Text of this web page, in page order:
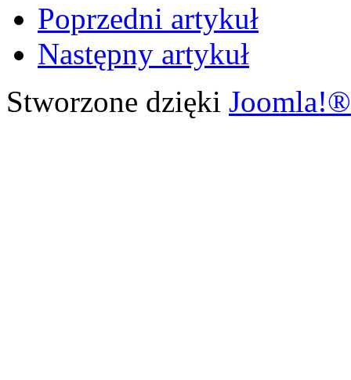
Poprzedni artykuł
Następny artykuł
Stworzone dzięki Joomla!®